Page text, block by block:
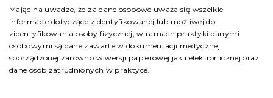
Mając na uwadze, że za dane osobowe uważa się wszelkie
informacje dotyczące zidentyfikowanej lub możliwej do
zidentyfikowania osoby fizycznej, w ramach praktyki danymi
osobowymi są dane zawarte w dokumentacji medycznej
sporządzonej zarówno w wersji papierowej jak i elektronicznej oraz
dane osób zatrudnionych w praktyce.